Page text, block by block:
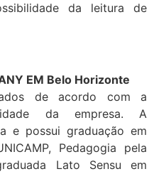
da leitura de
EM Belo Horizonte
de acordo com a
da empresa. A
e possui graduação em
Pedagogia pela
Lato Sensu em